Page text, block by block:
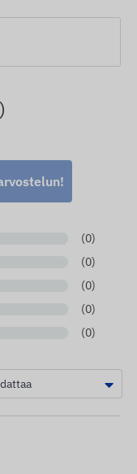
(0)
(0)
(0)
(0)
(0)